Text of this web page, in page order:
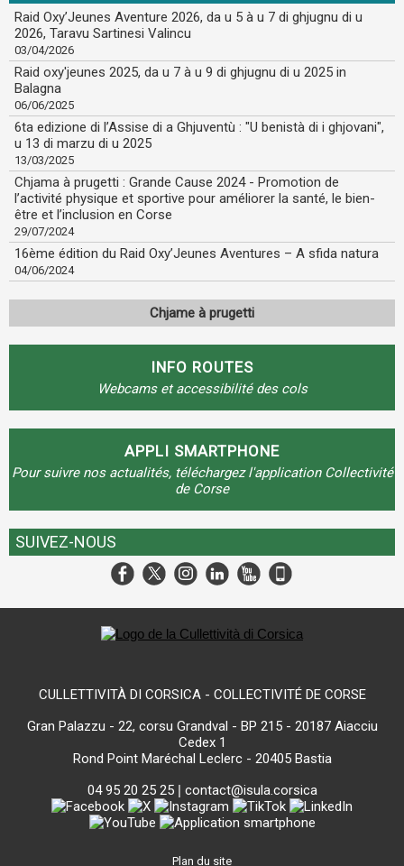
Raid Oxy’Jeunes Aventure 2026, da u 5 à u 7 di ghjugnu di u
2026, Taravu Sartinesi Valincu
03/04/2026
Raid oxy'jeunes 2025, da u 7 à u 9 di ghjugnu di u 2025 in
Balagna
06/06/2025
6ta edizione di l’Assise di a Ghjuventù : "U benistà di i ghjovani",
u 13 di marzu di u 2025
13/03/2025
Chjama à prugetti : Grande Cause 2024 - Promotion de
l’activité physique et sportive pour améliorer la santé, le bien-
être et l’inclusion en Corse
29/07/2024
16ème édition du Raid Oxy’Jeunes Aventures – A sfida natura
04/06/2024
Chjame à prugetti
INFO ROUTES
Webcams et accessibilité des cols
APPLI SMARTPHONE
Pour suivre nos actualités, téléchargez l'application Collectivité
de Corse
SUIVEZ-NOUS
CULLETTIVITÀ DI CORSICA - COLLECTIVITÉ DE CORSE
Gran Palazzu - 22, corsu Grandval - BP 215 - 20187 Aiacciu
Cedex 1
Rond Point Maréchal Leclerc - 20405 Bastia
04 95 20 25 25| contact@isula.corsica
Plan du site